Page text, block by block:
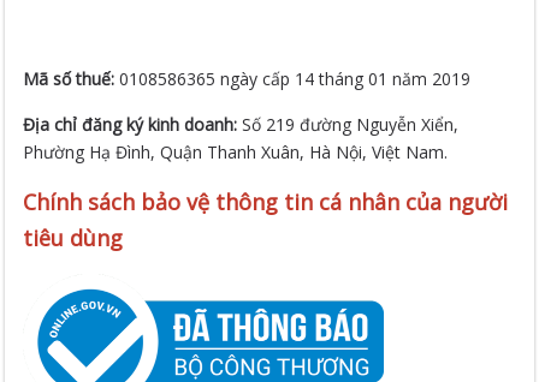
Mã số thuế:0108586365 ngày cấp 14 tháng 01 năm 2019
Địa chỉ đăng ký kinh doanh:Số 219 đường Nguyễn Xiển,
Phường Hạ Đình, Quận Thanh Xuân, Hà Nội, Việt Nam.
Chính sách bảo vệ thông tin cá nhân của người
tiêu dùng